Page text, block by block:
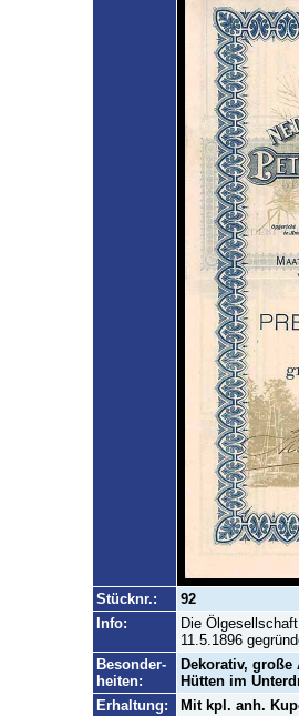
Stücknr.:
92
Info:
Die
11.5.1896
Besonder-
heiten:
Dekorativ,
Hütten im
Erhaltung:
Mit kpl. anh.